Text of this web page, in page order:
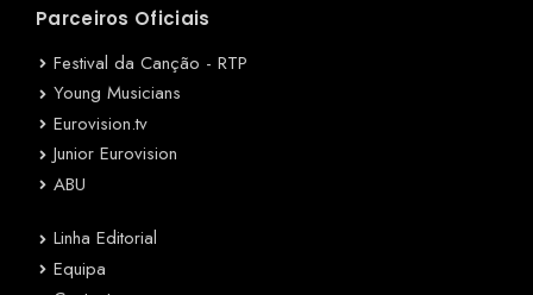
Parceiros Oficiais
Festival da Canção - RTP
Young Musicians
Eurovision.tv
Junior Eurovision
ABU
Linha Editorial
Equipa